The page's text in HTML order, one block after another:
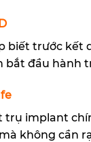
biết trước kết
bắt đầu hành
trụ implant
không cần